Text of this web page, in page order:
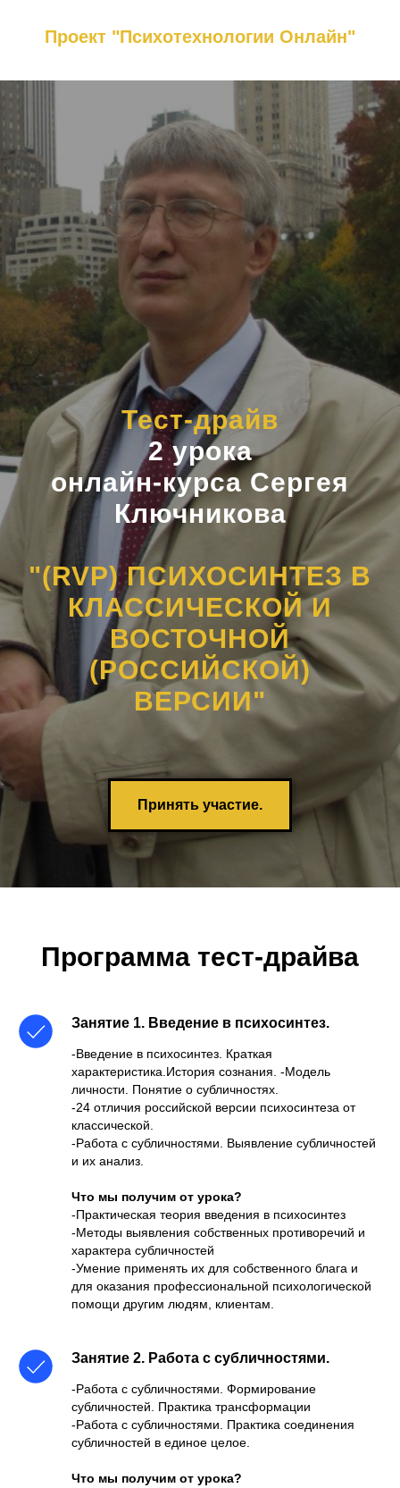
Проект "Психотехнологии Онлайн"
Тест-драйв
2 урока
онлайн-курса Сергея
Ключникова
"(RVP) ПСИХОСИНТЕЗ В
КЛАССИЧЕСКОЙ И
ВОСТОЧНОЙ
(РОССИЙСКОЙ)
ВЕРСИИ"
Принять участие.
Программа тест-драйва
Занятие 1. Введение в психосинтез.
-Введение в психосинтез. Краткая
характеристика.История сознания. -Модель
личности. Понятие о субличностях.
-24 отличия российской версии психосинтеза от
классической.
-Работа с субличностями. Выявление субличностей
и их анализ.
Что мы получим от урока?
-Практическая теория введения в психосинтез
-Методы выявления собственных противоречий и
характера субличностей
-Умение применять их для собственного блага и
для оказания профессиональной психологической
помощи другим людям, клиентам.
Занятие 2. Работа с субличностями.
-Работа с субличностями. Формирование
субличностей. Практика трансформации
-Работа с субличностями. Практика соединения
субличностей в единое целое.
Что мы получим от урока?